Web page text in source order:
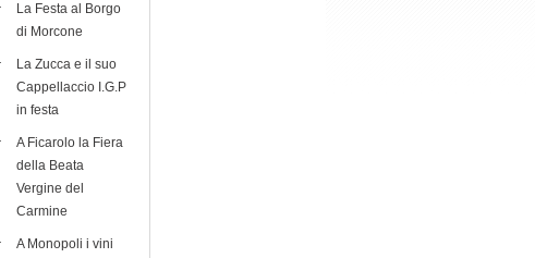
La Festa al Borgo
di Morcone
La Zucca e il suo
Cappellaccio I.G.P
in festa
A Ficarolo la Fiera
della Beata
Vergine del
Carmine
A Monopoli i vini